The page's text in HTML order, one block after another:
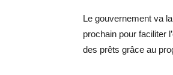
Le gouvernement va
prochain pour faciliter
des prêts grâce au